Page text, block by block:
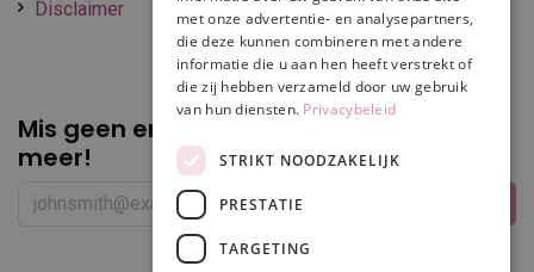
Disclaimer
Mis geen enkele
promotie of korting
meer!
met onze advertentie- en analysepartners,
die deze kunnen combineren met andere
informatie die u aan hen heeft verstrekt of
die zij hebben verzameld door uw gebruik
van hun diensten. Privacybeleid
STRIKT NOODZAKELIJK
PRESTATIE
TARGETING